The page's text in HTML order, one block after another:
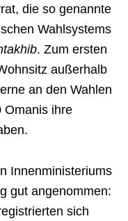
die so genannte
Wahlsystems
. Zum ersten
außerhalb
an den Wahlen
Omanis ihre
Innenministeriums
gut angenommen:
sich